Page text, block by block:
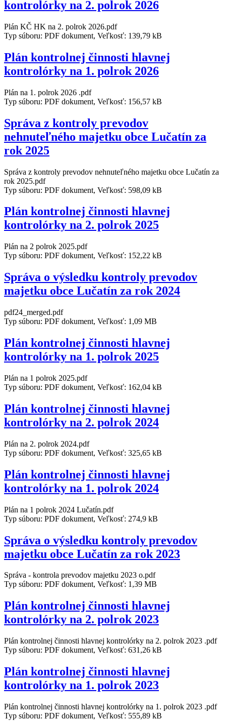
kontrolórky na 2. polrok 2026
Plán KČ HK na 2. polrok 2026.pdf
Typ súboru: PDF dokument, Veľkosť: 139,79 kB
Plán kontrolnej činnosti hlavnej
kontrolórky na 1. polrok 2026
Plán na 1. polrok 2026 .pdf
Typ súboru: PDF dokument, Veľkosť: 156,57 kB
Správa z kontroly prevodov
nehnuteľného majetku obce Lučatín za
rok 2025
Správa z kontroly prevodov nehnuteľného majetku obce Lučatín za
rok 2025.pdf
Typ súboru: PDF dokument, Veľkosť: 598,09 kB
Plán kontrolnej činnosti hlavnej
kontrolórky na 2. polrok 2025
Plán na 2 polrok 2025.pdf
Typ súboru: PDF dokument, Veľkosť: 152,22 kB
Správa o výsledku kontroly prevodov
majetku obce Lučatín za rok 2024
pdf24_merged.pdf
Typ súboru: PDF dokument, Veľkosť: 1,09 MB
Plán kontrolnej činnosti hlavnej
kontrolórky na 1. polrok 2025
Plán na 1 polrok 2025.pdf
Typ súboru: PDF dokument, Veľkosť: 162,04 kB
Plán kontrolnej činnosti hlavnej
kontrolórky na 2. polrok 2024
Plán na 2. polrok 2024.pdf
Typ súboru: PDF dokument, Veľkosť: 325,65 kB
Plán kontrolnej činnosti hlavnej
kontrolórky na 1. polrok 2024
Plán na 1 polrok 2024 Lučatín.pdf
Typ súboru: PDF dokument, Veľkosť: 274,9 kB
Správa o výsledku kontroly prevodov
majetku obce Lučatín za rok 2023
Správa - kontrola prevodov majetku 2023 o.pdf
Typ súboru: PDF dokument, Veľkosť: 1,39 MB
Plán kontrolnej činnosti hlavnej
kontrolórky na 2. polrok 2023
Plán kontrolnej činnosti hlavnej kontrolórky na 2. polrok 2023 .pdf
Typ súboru: PDF dokument, Veľkosť: 631,26 kB
Plán kontrolnej činnosti hlavnej
kontrolórky na 1. polrok 2023
Plán kontrolnej činnosti hlavnej kontrolórky na 1. polrok 2023 .pdf
Typ súboru: PDF dokument, Veľkosť: 555,89 kB